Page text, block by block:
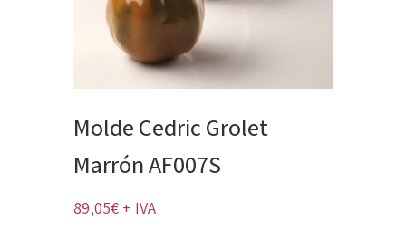
Molde Cedric Grolet
Marrón AF007S
89,05€ + IVA